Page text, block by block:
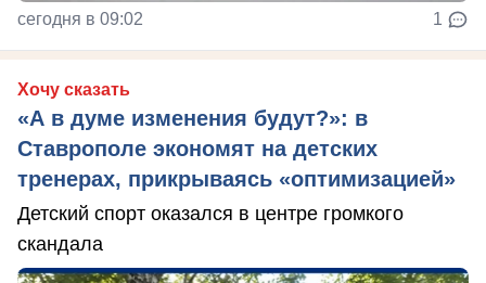
сегодня в 09:02 1
Хочу сказать
«А в думе изменения будут?»: в
Ставрополе экономят на детских
тренерах, прикрываясь «оптимизацией»
Детский спорт оказался в центре громкого
скандала